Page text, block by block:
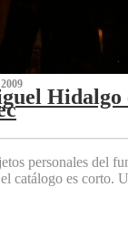
Hidalgo
personales del
catálogo es corto.